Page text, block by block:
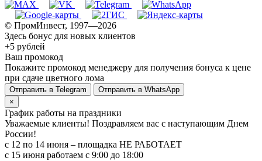
© ПромИнвест, 1997—2026
Здесь бонус для новых клиентов
+5 рублей
Ваш промокод
Покажите промокод менеджеру для получения бонуса к цене
при сдаче цветного лома
Отправить в Telegram
Отправить в WhatsApp
×
График работы на праздники
Уважаемые клиенты! Поздравляем вас с наступающим Днем
России!
с 12 по 14 июня – площадка НЕ РАБОТАЕТ
c 15 июня работаем с 9:00 до 18:00